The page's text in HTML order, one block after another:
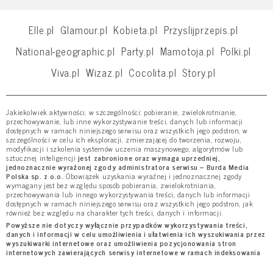
Elle.pl Glamour.pl Kobieta.pl Przyslijprzepis.pl
National-geographic.pl Party.pl Mamotoja.pl Polki.pl
Viva.pl Wizaz.pl Cocolita.pl Story.pl
Jakiekolwiek aktywności, w szczególności: pobieranie, zwielokrotnianie,
przechowywanie, lub inne wykorzystywanie treści, danych lub informacji
dostępnych w ramach niniejszego serwisu oraz wszystkich jego podstron, w
szczególności w celu ich eksploracji, zmierzającej do tworzenia, rozwoju,
modyfikacji i szkolenia systemów uczenia maszynowego, algorytmów lub
sztucznej inteligencji jest zabronione oraz wymaga uprzedniej,
jednoznacznie wyrażonej zgody administratora serwisu – Burda Media
Polska sp. z o.o. Obowiązek uzyskania wyraźnej i jednoznacznej zgody
wymagany jest bez względu sposób pobierania, zwielokrotniania,
przechowywania lub innego wykorzystywania treści, danych lub informacji
dostępnych w ramach niniejszego serwisu oraz wszystkich jego podstron, jak
również bez względu na charakter tych treści, danych i informacji.
Powyższe nie dotyczy wyłącznie przypadków wykorzystywania treści,
danych i informacji w celu umożliwienia i ułatwienia ich wyszukiwania przez
wyszukiwarki internetowe oraz umożliwienia pozycjonowania stron
internetowych zawierających serwisy internetowe w ramach indeksowania